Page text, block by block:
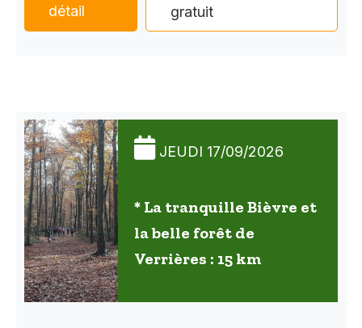
détail gratuit
JEUDI 17/09/2026
* La tranquille Bièvre et
la belle forêt de
Verrières : 15 km